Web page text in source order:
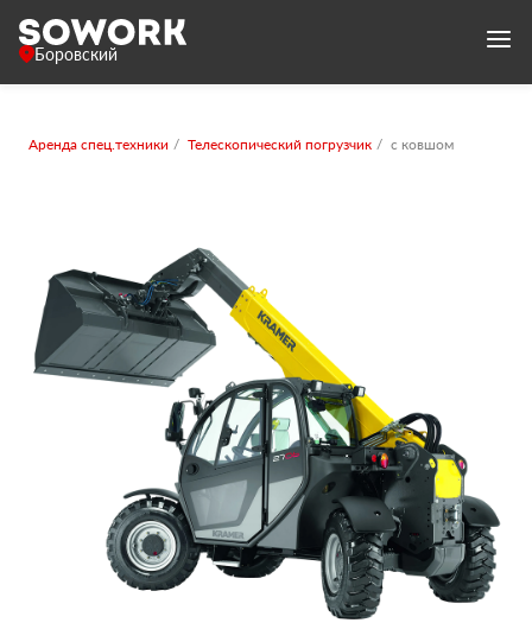
Боровский
Аренда спец.техники Телескопический погрузчик с ковшом